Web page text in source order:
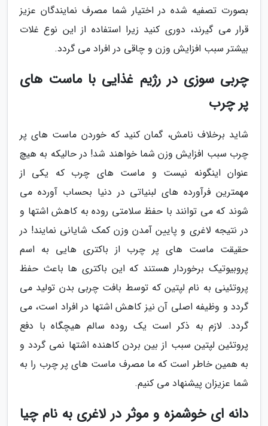
بصورت تصفیه شده در اختیار شما مصرف نمایندگان عزیز
قرار می گیرند، دوری کنید زیرا استفاده از این نوع غلات
بیشتر سبب افزایش وزن و چاقی در افراد می گردد.
چربی سوزی در رژیم غذایی با ماست های
پر چرب
شاید برخلاف نامش، گمان کنید که خوردن ماست های پر
چرب سبب افزایش وزن شما خواهند شد! در حالیکه به هیچ
عنوان اینگونه نیست و ماست های چرب که یکی از
مهمترین فرآورده های لبنیاتی در دنیا بحساب آورده می
شوند که می توانند با حفظ سلامتی روده به کاهش اشتها و
در نتیجه لاغری و پایین آمدن وزن کمک شایانی نمایند! در
حقیقت ماست های پر چرب از باکتری هایی به اسم
پروبیوتیک برخوردار هستند که این باکتری ها باعث حفظ
پروتئینی به نام لپتین که توسط بافت چربی بدن تولید می
گردد و وظیفه اصلی آن نیز کاهش اشتها در افراد است، می
گردد. لازم به ذکر است یک روده سالم هیچگاه با دفع
پروتئین لپتین سبب از بین بردن کاهنده اشتها نمی گردد و
به همین خاطر است که ما مصرف ماست های پر چرب را به
شما عزیزان پیشنهاد می کنیم.
دانه ای خوشمزه و موثر در لاغری به نام چیا